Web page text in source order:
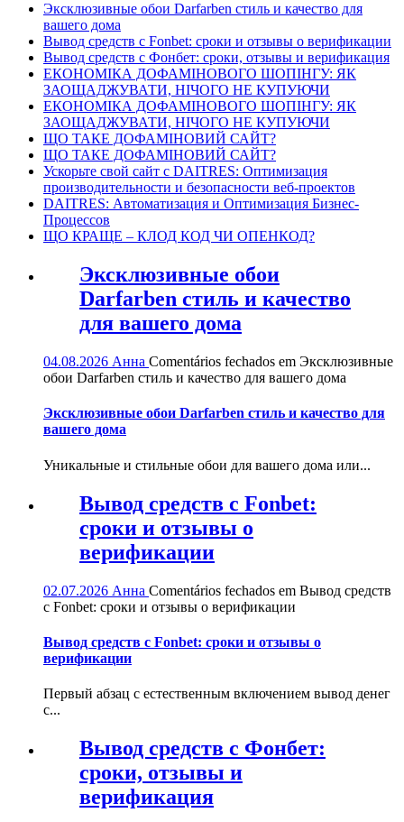
Эксклюзивные обои Darfarben стиль и качество для
вашего дома
Вывод средств с Fonbet: сроки и отзывы о верификации
Вывод средств с Фонбет: сроки, отзывы и верификация
ЕКОНОМІКА ДОФАМІНОВОГО ШОПІНГУ: ЯК
ЗАОЩАДЖУВАТИ, НІЧОГО НЕ КУПУЮЧИ
ЕКОНОМІКА ДОФАМІНОВОГО ШОПІНГУ: ЯК
ЗАОЩАДЖУВАТИ, НІЧОГО НЕ КУПУЮЧИ
ЩО ТАКЕ ДОФАМІНОВИЙ САЙТ?
ЩО ТАКЕ ДОФАМІНОВИЙ САЙТ?
Ускорьте свой сайт с DAITRES: Оптимизация
производительности и безопасности веб-проектов
DAITRES: Автоматизация и Оптимизация Бизнес-
Процессов
ЩО КРАЩЕ – КЛОД КОД ЧИ ОПЕНКОД?
Эксклюзивные обои
Darfarben стиль и качество
для вашего дома
04.08.2026 Анна Comentários fechados em Эксклюзивные
обои Darfarben стиль и качество для вашего дома
Эксклюзивные обои Darfarben стиль и качество для
вашего дома
Уникальные и стильные обои для вашего дома или...
Вывод средств с Fonbet:
сроки и отзывы о
верификации
02.07.2026 Анна Comentários fechados em Вывод средств
с Fonbet: сроки и отзывы о верификации
Вывод средств с Fonbet: сроки и отзывы о
верификации
Первый абзац с естественным включением вывод денег
с...
Вывод средств с Фонбет:
сроки, отзывы и
верификация